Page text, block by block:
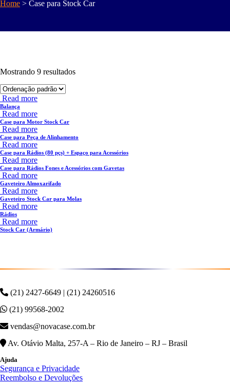
Home > Case para Stock Car
Mostrando 9 resultados
Read more
Balança
Read more
Case para Motor Stock Car
Read more
Case para Peça de Alinhamento
Read more
Case para Rádios (80 pçs) + Espaço para Acessórios
Read more
Case para Rádios Fones e Acessórios com Gavetas
Read more
Gaveteiro Almoxarifado
Read more
Gaveteiro Stock Car para Molas
Read more
Rádios
Read more
Stock Car (Armário)
(21) 2427-6649 | (21) 24260516
(21) 99568-2002
vendas@novacase.com.br
Av. Otávio Malta, 257-A – Rio de Janeiro – RJ – Brasil
Ajuda
Segurança e Privacidade
Reembolso e Devoluções